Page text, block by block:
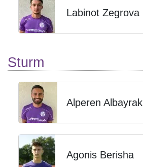
Labinot Zegrova
Sturm
Alperen Albayrak
Agonis Berisha